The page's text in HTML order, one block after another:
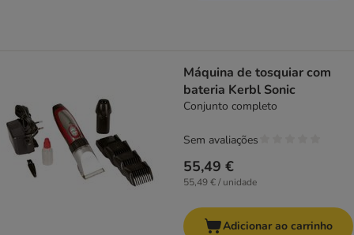
Máquina de tosquiar com
bateria Kerbl Sonic
Conjunto completo
55,49 €
55,49 € / unidade
Sem avaliações
Adicionar ao carrinho